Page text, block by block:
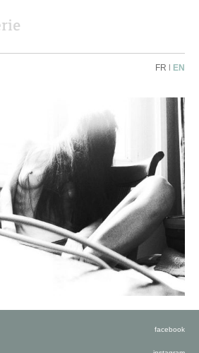
FR | EN
facebook